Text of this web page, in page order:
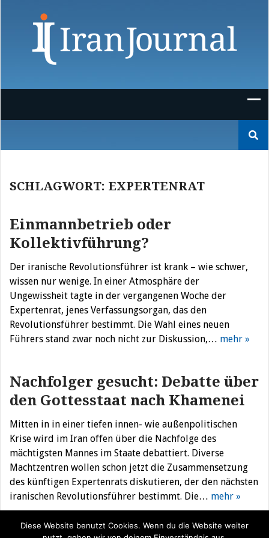
nach:
SCHLAGWORT: EXPERTENRAT
Einmannbetrieb oder
Kollektivführung?
Der iranische Revolutionsführer ist krank – wie schwer,
wissen nur wenige. In einer Atmosphäre der
Ungewissheit tagte in der vergangenen Woche der
Expertenrat, jenes Verfassungsorgan, das den
Revolutionsführer bestimmt. Die Wahl eines neuen
Führers stand zwar noch nicht zur Diskussion,… mehr »
Nachfolger gesucht: Debatte über
den Gottesstaat nach Khamenei
Mitten in in einer tiefen innen- wie außenpolitischen
Krise wird im Iran offen über die Nachfolge des
mächtigsten Mannes im Staate debattiert. Diverse
Machtzentren wollen schon jetzt die Zusammensetzung
des künftigen Expertenrats diskutieren, der den nächsten
iranischen Revolutionsführer bestimmt. Die… mehr »
Diese Website benutzt Cookies. Wenn du die Website weiter